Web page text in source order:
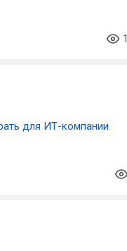
для ИТ-компании